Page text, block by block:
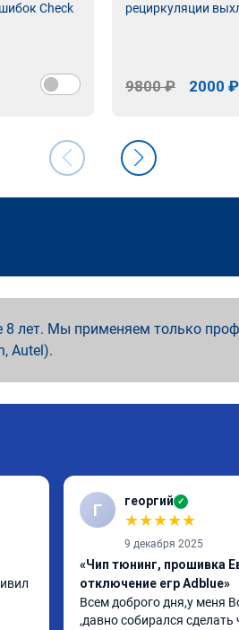
Check
рециркуляции
9800 ₽ 2000 ₽
лет. Мы применяем только
Autel).
Г георгий ✓
★★★★★
9 декабря 2025
«Чип тюнинг, прошивка
отключение егр Adblue»
Всем доброго дня,у меня
,давно собирался сделать